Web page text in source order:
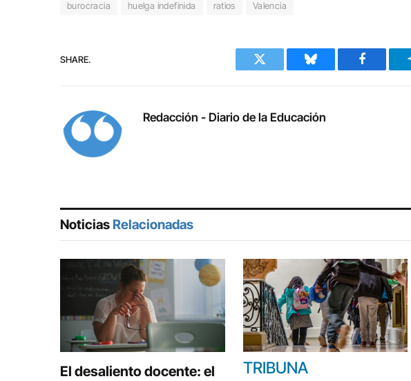
burocracia huelga indefinida ratios Valencia
SHARE.
Twitter Bluesky Facebook
Redacción - Diario de la Educación
Noticias Relacionadas
El desaliento docente: el
TRIBUNA